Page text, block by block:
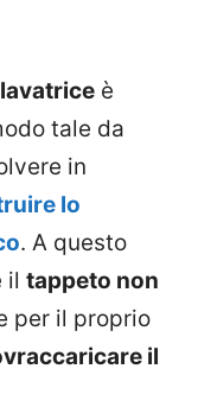
è
tale da
in
lo
. A questo
il tappeto non
per il proprio
il